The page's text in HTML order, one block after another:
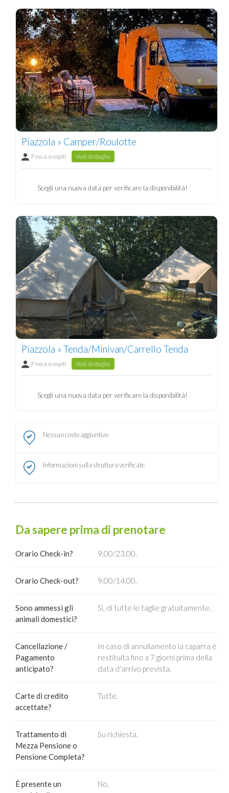
Piazzola » Camper/Roulotte
Fino a 6 ospiti Vedi dettaglio
Scegli una nuova data per verificare la disponibilità!
Piazzola » Tenda/Minivan/Carrello Tenda
Fino a 6 ospiti Vedi dettaglio
Scegli una nuova data per verificare la disponibilità!
Nessun costo aggiuntivo
Informazioni sulla struttura verificate
Da sapere prima di prenotare
Orario Check-in? 9.00/23.00.
Orario Check-out? 9.00/14.00.
Sono ammessi gli
animali domestici?
Sì, di tutte le taglie gratuitamente.
Cancellazione /
Pagamento
anticipato?
In caso di annullamento la caparra è
restituita fino a 7 giorni prima della
data d'arrivo prevista.
Carte di credito
accettate?
Tutte.
Trattamento di
Mezza Pensione o
Pensione Completa?
Su richiesta.
È presente un
No.